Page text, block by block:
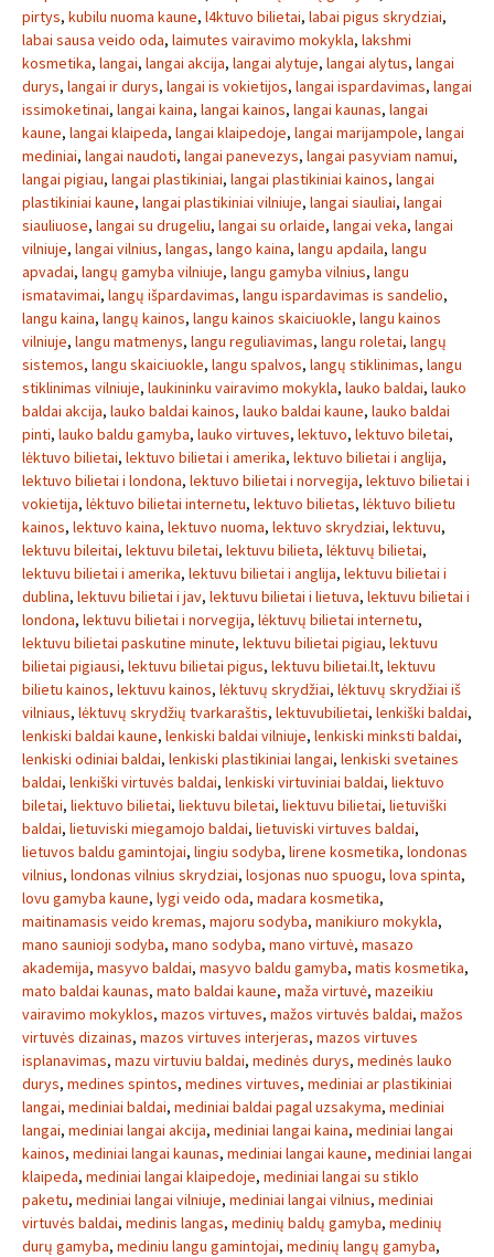
pirtys, kubilu nuoma kaune, l4ktuvo bilietai, labai pigus skrydziai,
labai sausa veido oda, laimutes vairavimo mokykla, lakshmi
kosmetika, langai, langai akcija, langai alytuje, langai alytus, langai
durys, langai ir durys, langai is vokietijos, langai ispardavimas, langai
issimoketinai, langai kaina, langai kainos, langai kaunas, langai
kaune, langai klaipeda, langai klaipedoje, langai marijampole, langai
mediniai, langai naudoti, langai panevezys, langai pasyviam namui,
langai pigiau, langai plastikiniai, langai plastikiniai kainos, langai
plastikiniai kaune, langai plastikiniai vilniuje, langai siauliai, langai
siauliuose, langai su drugeliu, langai su orlaide, langai veka, langai
vilniuje, langai vilnius, langas, lango kaina, langu apdaila, langu
apvadai, langų gamyba vilniuje, langu gamyba vilnius, langu
ismatavimai, langų išpardavimas, langu ispardavimas is sandelio,
langu kaina, langų kainos, langu kainos skaiciuokle, langu kainos
vilniuje, langu matmenys, langu reguliavimas, langu roletai, langų
sistemos, langu skaiciuokle, langu spalvos, langų stiklinimas, langu
stiklinimas vilniuje, laukininku vairavimo mokykla, lauko baldai, lauko
baldai akcija, lauko baldai kainos, lauko baldai kaune, lauko baldai
pinti, lauko baldu gamyba, lauko virtuves, lektuvo, lektuvo biletai,
lėktuvo bilietai, lektuvo bilietai i amerika, lektuvo bilietai i anglija,
lektuvo bilietai i londona, lektuvo bilietai i norvegija, lektuvo bilietai i
vokietija, lėktuvo bilietai internetu, lektuvo bilietas, lėktuvo bilietu
kainos, lektuvo kaina, lektuvo nuoma, lektuvo skrydziai, lektuvu,
lektuvu bileitai, lektuvu biletai, lektuvu bilieta, lėktuvų bilietai,
lektuvu bilietai i amerika, lektuvu bilietai i anglija, lektuvu bilietai i
dublina, lektuvu bilietai i jav, lektuvu bilietai i lietuva, lektuvu bilietai i
londona, lektuvu bilietai i norvegija, lėktuvų bilietai internetu,
lektuvu bilietai paskutine minute, lektuvu bilietai pigiau, lektuvu
bilietai pigiausi, lektuvu bilietai pigus, lektuvu bilietai.lt, lektuvu
bilietu kainos, lektuvu kainos, lėktuvų skrydžiai, lėktuvų skrydžiai iš
vilniaus, lėktuvų skrydžių tvarkaraštis, lektuvubilietai, lenkiški baldai,
lenkiski baldai kaune, lenkiski baldai vilniuje, lenkiski minksti baldai,
lenkiski odiniai baldai, lenkiski plastikiniai langai, lenkiski svetaines
baldai, lenkiški virtuvės baldai, lenkiski virtuviniai baldai, liektuvo
biletai, liektuvo bilietai, liektuvu biletai, liektuvu bilietai, lietuviški
baldai, lietuviski miegamojo baldai, lietuviski virtuves baldai,
lietuvos baldu gamintojai, lingiu sodyba, lirene kosmetika, londonas
vilnius, londonas vilnius skrydziai, losjonas nuo spuogu, lova spinta,
lovu gamyba kaune, lygi veido oda, madara kosmetika,
maitinamasis veido kremas, majoru sodyba, manikiuro mokykla,
mano saunioji sodyba, mano sodyba, mano virtuvė, masazo
akademija, masyvo baldai, masyvo baldu gamyba, matis kosmetika,
mato baldai kaunas, mato baldai kaune, maža virtuvė, mazeikiu
vairavimo mokyklos, mazos virtuves, mažos virtuvės baldai, mažos
virtuvės dizainas, mazos virtuves interjeras, mazos virtuves
isplanavimas, mazu virtuviu baldai, medinės durys, medinės lauko
durys, medines spintos, medines virtuves, mediniai ar plastikiniai
langai, mediniai baldai, mediniai baldai pagal uzsakyma, mediniai
langai, mediniai langai akcija, mediniai langai kaina, mediniai langai
kainos, mediniai langai kaunas, mediniai langai kaune, mediniai langai
klaipeda, mediniai langai klaipedoje, mediniai langai su stiklo
paketu, mediniai langai vilniuje, mediniai langai vilnius, mediniai
virtuvės baldai, medinis langas, medinių baldų gamyba, medinių
durų gamyba, mediniu langu gamintojai, medinių langų gamyba,